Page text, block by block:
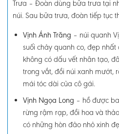
Trưa – Đoàn dùng bữa trưa tại
núi. Sau bữa trưa, đoàn tiếp tục
Vịnh Ánh Trăng – núi quanh
suối chảy quanh co, đẹp
không có dấu vết nhân tạo,
trong vắt, đồi núi xanh mướt,
mái tóc dài của cô gái.
Vịnh Ngọa Long – hồ được
rừng rậm rạp, đồi hoa và
có những hòn đảo nhỏ xinh